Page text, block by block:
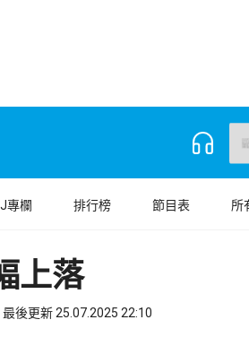
專欄 排行榜 節目表 所
上落
最後更新 25.07.2025 22:10